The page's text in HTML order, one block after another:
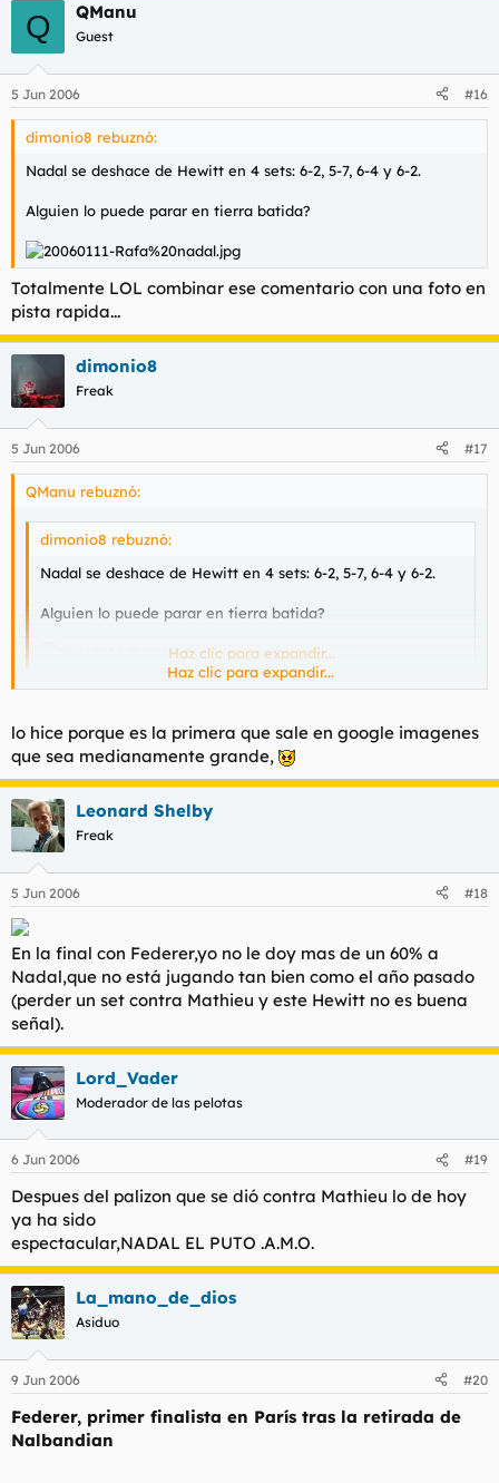
Q QManu
Guest
5 Jun 2006 #16
dimonio8 rebuznó:
Nadal se deshace de Hewitt en 4 sets: 6-2, 5-7, 6-4 y 6-2.
Alguien lo puede parar en tierra batida?
Totalmente LOL combinar ese comentario con una foto en
pista rapida...
dimonio8
Freak
5 Jun 2006 #17
QManu rebuznó:
dimonio8 rebuznó:
Nadal se deshace de Hewitt en 4 sets: 6-2, 5-7, 6-4 y 6-2.
Alguien lo puede parar en tierra batida?
Haz clic para expandir...
Totalmente LOL combinar ese comentario con una foto en
Haz clic para expandir...
lo hice porque es la primera que sale en google imagenes
que sea medianamente grande,
Leonard Shelby
Freak
5 Jun 2006 #18
En la final con Federer,yo no le doy mas de un 60% a
Nadal,que no está jugando tan bien como el año pasado
(perder un set contra Mathieu y este Hewitt no es buena
señal).
Lord_Vader
Moderador de las pelotas
6 Jun 2006 #19
Despues del palizon que se dió contra Mathieu lo de hoy
ya ha sido
espectacular,NADAL EL PUTO .A.M.O.
La_mano_de_dios
Asiduo
9 Jun 2006 #20
Federer, primer finalista en París tras la retirada de
Nalbandian